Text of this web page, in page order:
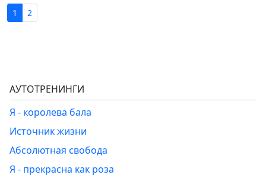
1 2
АУТОТРЕНИНГИ
Я - королева бала
Источник жизни
Абсолютная свобода
Я - прекрасна как роза